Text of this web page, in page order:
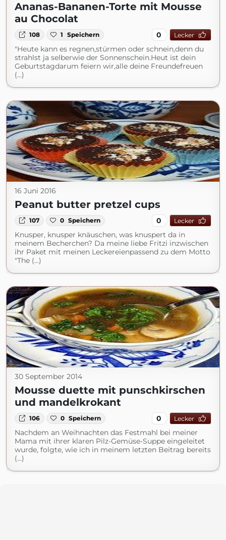
Ananas-Bananen-Torte mit Mousse
au Chocolat
108 1 Speichern 0 Lecker
"Heute kann es regnen,stürmen oder schnein,denn du
strahlst ja selberwie der Sonnenschein.Heut ist dein
Geburtstagdarum feiern wir,alle deine Freundefreuen
(...)
16 Juni 2016
Peanut butter pretzel cups
107 0 Speichern 0 Lecker
Knusper, knusper knäuschen, was knuspert da in
meinem Becherchen? Da meine liebe Fritzi inzwischen
ihr Paket mit meinen Leckereienpassend zu dem Motto
"The (...)
30 September 2014
Mousse duette mit punschkirschen
und mandelkrokant
106 0 Speichern 0 Lecker
Nachdem an Weihnachten das Festmahl bei meiner
Mama mit ihrer klaren Pilz-Gemüse-Suppe eingeleitet
wurde, folgte, wie ich in meinem letzten Beitrag bereits
(...)